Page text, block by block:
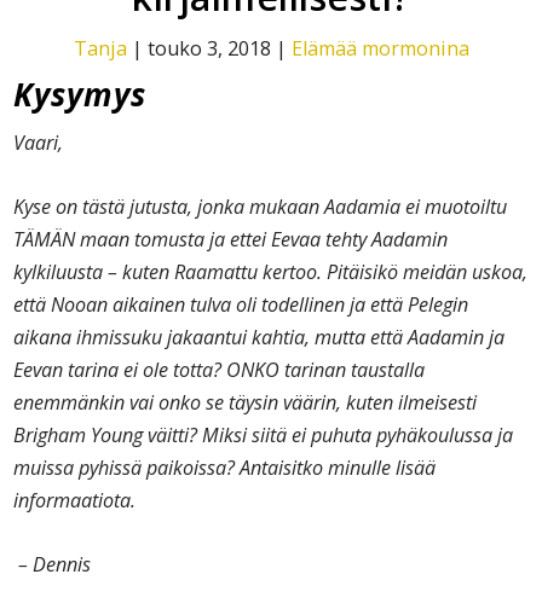
Tanja | touko 3, 2018 | Elämää mormonina
Kysymys
Vaari,
Kyse on tästä jutusta, jonka mukaan Aadamia ei muotoiltu
TÄMÄN maan tomusta ja ettei Eevaa tehty Aadamin
kylkiluusta – kuten Raamattu kertoo. Pitäisikö meidän uskoa,
että Nooan aikainen tulva oli todellinen ja että Pelegin
aikana ihmissuku jakaantui kahtia, mutta että Aadamin ja
Eevan tarina ei ole totta? ONKO tarinan taustalla
enemmänkin vai onko se täysin väärin, kuten ilmeisesti
Brigham Young väitti? Miksi siitä ei puhuta pyhäkoulussa ja
muissa pyhissä paikoissa? Antaisitko minulle lisää
informaatiota.
– Dennis